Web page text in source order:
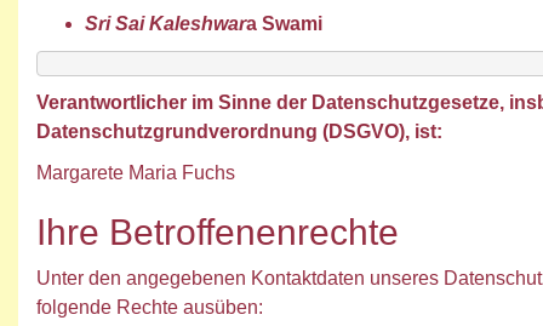
Sri Sai Kaleshwara Swami
Verantwortlicher im Sinne der Datenschutzgesetze,
Datenschutzgrundverordnung (DSGVO), ist:
Margarete Maria Fuchs
Ihre Betroffenenrechte
Unter den angegebenen Kontaktdaten unseres
folgende Rechte ausüben: